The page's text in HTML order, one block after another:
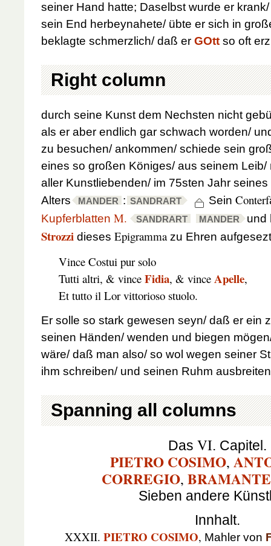
seiner Hand hatte; Daselbst wurde er
sein End herbeynahete/ übte er sich in
beklagte schmerzlich/ daß er GOtt so oft
Right column
durch seine Kunst dem Nechsten nicht
als er aber endlich gar schwach worden/
zu besuchen/ ankommen/ schiede sein
eines so großen Königes/ aus seinem Leib/
aller Kunstliebenden/ im 75sten Jahr seines
Alters
MANDER : SANDRART Sein Conterf
Kupferblatten M. SANDRART MANDER und
Strozzi dieses Epigrammazu Ehren
Vince Costui pur solo
Tutti altri, & vince Fidia, & vince Apelle,
Et tutto il Lor vittorioso stuolo.
Er solle so stark gewesen seyn/ daß er ein
seinen Händen/ wenden und biegen
wäre/ daß man also/ so wol wegen seiner
ihm schreiben/ und seinen Ruhm
Spanning all columns
Das VI. Capitel.
PIETRO COSIMO,
CORREGIO, BRAMANTE
Sieben andere
Innhalt.
XXXII. PIETRO COSIMO, Mahler von